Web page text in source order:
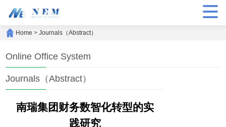
Home >Journals（Abstract）
Online Office System
Journals（Abstract）
南瑞集团财务数智化转型的实
践研究